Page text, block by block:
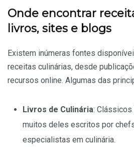
Onde encontrar
livros, sites e blogs
Existem inúmeras fontes
receitas culinárias, desde
recursos online. Algumas das
Livros de Culinária:
muitos deles escritos por
especialistas em culinária.